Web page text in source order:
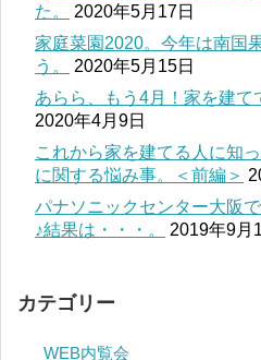
た。
2020年5月17日
家庭菜園2020。今年は南国
う。
2020年5月15日
あらら、もう4月！家を建て
2020年4月9日
これから家を建てる人に知
に関する悩み事。＜前編＞
パナソニックセンター大阪
♪結果は・・・。
2019年9月
カテゴリー
WEB内覧会